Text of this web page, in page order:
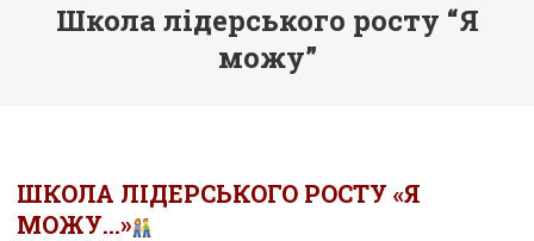
Школа лідерського росту “Я
можу”
ШКОЛА ЛІДЕРСЬКОГО РОСТУ «Я
МОЖУ…»